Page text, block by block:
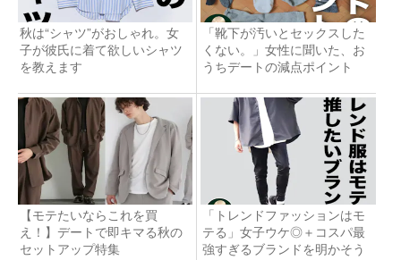
秋は“シャツ”がおしゃれ。女
子が彼氏に着て欲しいシャツ
を教えます
「靴下が汚いとセックスした
くない。」女性に聞いた、お
うちデートの減点ポイント
【モテたいならこれを買
え！】デートで即キマる秋の
セットアップ特集
「トレンドファッションはモ
テる」女子ウケ◎＋コスパ最
強すぎるブランドを明かそう